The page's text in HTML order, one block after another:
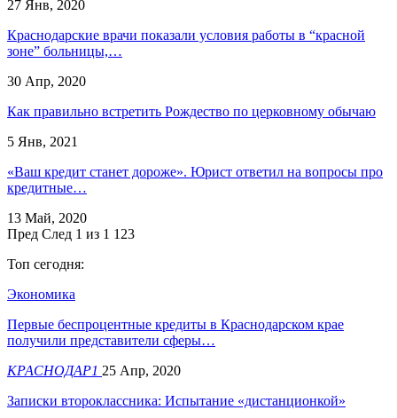
27 Янв, 2020
Краснодарские врачи показали условия работы в “красной
зоне” больницы,…
30 Апр, 2020
Как правильно встретить Рождество по церковному обычаю
5 Янв, 2021
«Ваш кредит станет дороже». Юрист ответил на вопросы про
кредитные…
13 Май, 2020
Пред След 1 из 1 123
Топ сегодня:
Экономика
Первые беспроцентные кредиты в Краснодарском крае
получили представители сферы…
КРАСНОДАР1 25 Апр, 2020
Записки второклассника: Испытание «дистанционкой»